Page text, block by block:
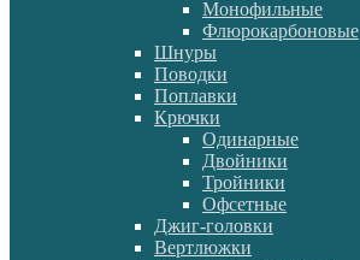
Монофильные
Флюрокарбоновые
Шнуры
Поводки
Поплавки
Крючки
Одинарные
Двойники
Тройники
Офсетные
Джиг-головки
Вертлюжки